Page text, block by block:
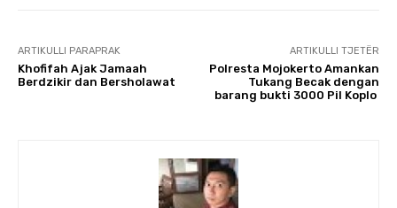
ARTIKULLI PARAPRAK
Khofifah Ajak Jamaah
Berdzikir dan Bersholawat
ARTIKULLI TJETËR
Polresta Mojokerto Amankan
Tukang Becak dengan
barang bukti 3000 Pil Koplo